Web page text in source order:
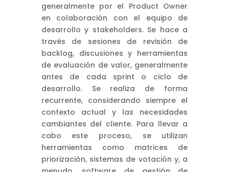
generalmente por el Product Owner
en colaboración con el equipo de
desarrollo y stakeholders. Se hace a
través de sesiones de revisión de
backlog, discusiones y herramientas
de evaluación de valor, generalmente
antes de cada sprint o ciclo de
desarrollo. Se realiza de forma
recurrente, considerando siempre el
contexto actual y las necesidades
cambiantes del cliente. Para llevar a
cabo este proceso, se utilizan
herramientas como matrices de
priorización, sistemas de votación y, a